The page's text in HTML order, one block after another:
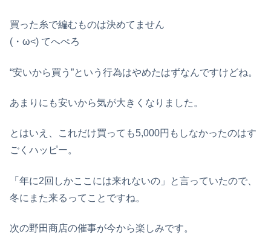
買った糸で編むものは決めてません
(・ω<) てへぺろ
“安いから買う”という行為はやめたはずなんですけどね。
あまりにも安いから気が大きくなりました。
とはいえ、これだけ買っても5,000円もしなかったのはす
ごくハッピー。
「年に2回しかここには来れないの」と言っていたので、
冬にまた来るってことですね。
次の野田商店の催事が今から楽しみです。